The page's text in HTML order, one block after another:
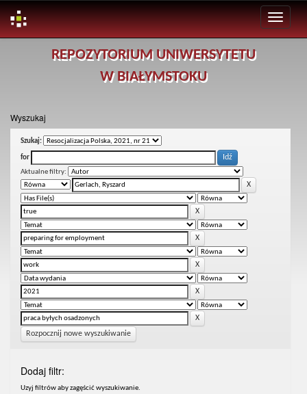
REPOZYTORIUM UNIWERSYTETU
W BIAŁYMSTOKU
Wyszukaj
Szukaj:
for
Aktualne filtry:
Rozpocznij nowe wyszukiwanie
Dodaj filtr:
Uzyj filtrów aby zagęścić wyszukiwanie.